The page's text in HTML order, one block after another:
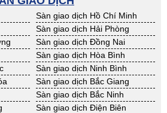
BĐS khác Phú Yên
BĐS khác Quảng Nam
BĐS khác Bà Rịa - VT
BĐS khác An Giang
BĐS khác Bến Tre
BĐS khác Cà Mau
BĐS khác Hậu Giang
BĐS khác Long An
Sàn giao dịch Hồ Chí Minh
Sàn giao dịch Hải Phòng
Sàn giao dịch Đồng Nai
Sàn giao dịch Hòa Bình
Sàn giao dịch Ninh Bình
Sàn giao dịch Bắc Giang
Sàn giao dịch Bắc Ninh
Sàn giao dịch Điện Biên